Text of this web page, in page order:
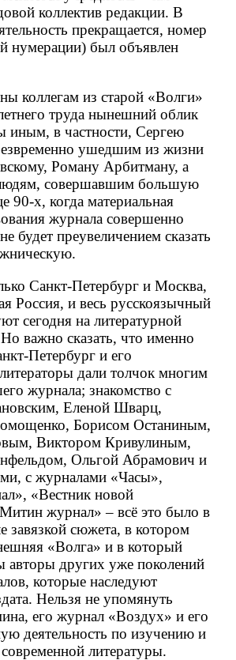
коллектив редакции. В
прекращается, номер
нумерации) был объявлен
коллегам из старой «Волги»
труда нынешний облик
иным, в частности, Сергею
ушедшим из жизни
Роману Арбитману, а
совершавшим большую
90-х, когда материальная
журнала совершенно
будет преувеличением сказать
Санкт-Петербург и Москва,
Россия, и весь русскоязычный
сегодня на литературной
важно сказать, что именно
Петербург и его
дали толчок многим
журнала; знакомство с
Еленой Шварц,
Борисом Останиным,
Виктором Кривулиным,
Ольгой Абрамович и
с журналами «Часы»,
«Вестник новой
журнал» – всё это было в
завязкой сюжета, в котором
«Волга» и в который
авторы других уже поколений
которые наследуют
Нельзя не упомянуть
его журнал «Воздух» и его
деятельность по изучению и
литературы.